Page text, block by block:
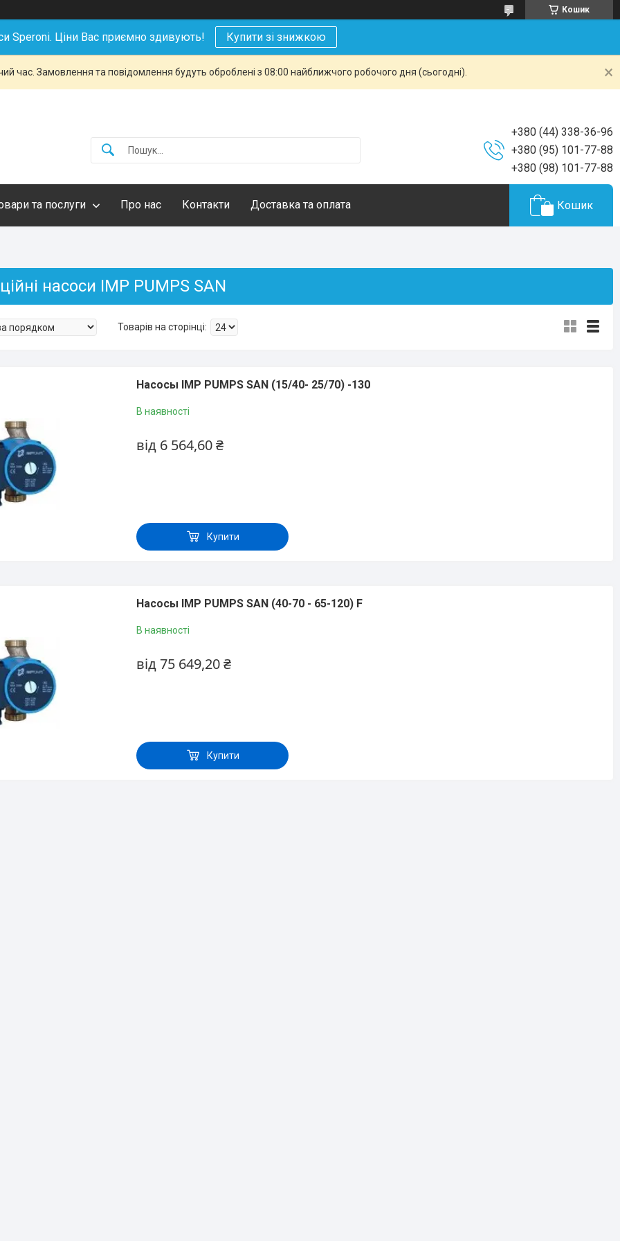
Кошик
Speroni. Ціни Вас приємно здивують! Купити зі знижкою
час. Замовлення та повідомлення будуть оброблені з 08:00 найближчого робочого дня (сьогодні).
+380 (44) 338-36-96
+380 (95) 101-77-88
+380 (98) 101-77-88
та послуги Про нас Контакти Доставка та оплата Кошик
насоси IMP PUMPS SAN
Насосы IMP PUMPS SAN (15/40- 25/70) -130
В наявності
від 6 564,60 ₴
Купити
Насосы IMP PUMPS SAN (40-70 - 65-120) F
В наявності
від 75 649,20 ₴
Купити